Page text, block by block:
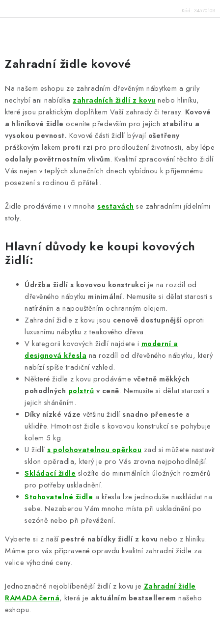
Kód: 34570108
v
l
á
d
a
c
í
p
r
v
k
y
v
ý
p
i
s
Zahradní židle kovové
Na našem eshopu ze zahradním dřevěným nábytkem a grily
nechybí ani nabídka zahradních židlí z kovu nebo hliníku,
které jsou praktickým doplňkem Vaší zahrady či terasy. Kovové
a hliníkové židle oceníte především pro jejich stabilitu a
vysokou pevnost. Kovové části židlí bývají ošetřeny
práškovým lakem proti rzi pro prodloužení životnosti, aby lépe
odolaly povětrnostním vlivům. Kvalitní zpracování těchto židlí
Vás nejen v teplých slunečních dnech vybídnou k příjemnému
posezení s rodinou či přáteli.
Židle prodáváme i v mnoha sestavách se zahradními jídelními
stoly.
Hlavní důvody ke koupi kovových
židlí:
Údržba židlí s kovovou konstrukcíje na rozdíl od
dřevěného nábytku minimální. Nemusíte si dělat starosti s
natíráním a napouštěním ochranným olejem.
Zahradní židle z kovu jsou cenově dostupnějšíoproti
luxusnímu nábytku z teakového dřeva.
V kategorii kovových židlí najdete i moderní a
designová křesla na rozdíl od dřevěného nábytku, který
nabízí spíše tradiční vzhled.
Některé židle z kovu prodáváme včetně měkkých
pohodlných polstrů v ceně. Nemusíte si dělat starosti s
jejich sháněním.
Díky nízké váze většinu židlísnadno přeneste a
uklidíte. Hmotnost židle s kovovou konstrukcí se pohybuje
kolem 5 kg.
U židlís polohovatelnou opěrkou zad si můžete nastavit
sklon opěradla, který je pro Vás zrovna nejpohodlnější.
Skládací židle složíte do minimálních úložných rozměrů
pro potřeby uskladnění.
Stohovatelné židle a křesla lze jednoduše naskládat na
sebe. Nezaberou Vám mnoho místa při uskladnění po
sezóně nebo při převážení.
Vyberte si z naší pestré nabídky židlí z kovu nebo z hliníku.
Máme pro vás připravené opravdu kvalitní zahradní židle za
velice výhodné ceny.
Jednoznačně nejoblíbenější židlí z kovu je Zahradní židle
RAMADA černá, která je aktuálním bestsellerem našeho
eshopu.